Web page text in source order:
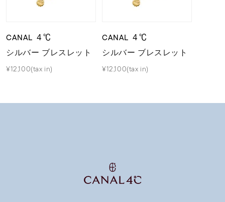
CANAL ４℃
シルバー ブレスレット
¥12,100(tax in)
CANAL ４℃
シルバー ブレスレット
¥12,100(tax in)